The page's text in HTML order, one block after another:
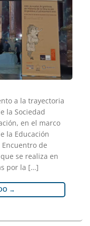
a la trayectoria
la Sociedad
en el marco
la Educación
de
se realiza en
por la […]
→